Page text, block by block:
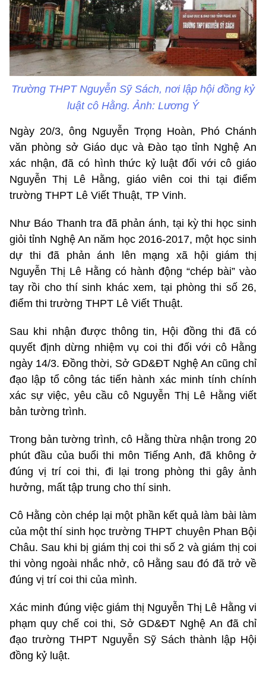
Trường THPT Nguyễn Sỹ Sách, nơi lập hội đồng kỷ
luật cô Hằng. Ảnh: Lương Ý
Ngày 20/3, ông Nguyễn Trọng Hoàn, Phó Chánh
văn phòng sở Giáo dục và Đào tạo tỉnh Nghệ An
xác nhận, đã có hình thức kỷ luật đối với cô giáo
Nguyễn Thị Lê Hằng, giáo viên coi thi tại điểm
trường THPT Lê Viết Thuật, TP Vinh.
Như Báo Thanh tra đã phản ánh, tại kỳ thi học sinh
giỏi tỉnh Nghệ An năm học 2016-2017, một học sinh
dự thi đã phản ánh lên mạng xã hội giám thị
Nguyễn Thị Lê Hằng có hành động “chép bài” vào
tay rồi cho thí sinh khác xem, tại phòng thi số 26,
điểm thi trường THPT Lê Viết Thuật.
Sau khi nhận được thông tin, Hội đồng thi đã có
quyết định dừng nhiệm vụ coi thi đối với cô Hằng
ngày 14/3. Đồng thời, Sở GD&ĐT Nghệ An cũng chỉ
đạo lập tổ công tác tiến hành xác minh tính chính
xác sự việc, yêu cầu cô Nguyễn Thị Lê Hằng viết
bản tường trình.
Trong bản tường trình, cô Hằng thừa nhận trong 20
phút đầu của buổi thi môn Tiếng Anh, đã không ở
đúng vị trí coi thi, đi lại trong phòng thi gây ảnh
hưởng, mất tập trung cho thí sinh.
Cô Hằng còn chép lại một phần kết quả làm bài làm
của một thí sinh học trường THPT chuyên Phan Bội
Châu. Sau khi bị giám thị coi thi số 2 và giám thị coi
thi vòng ngoài nhắc nhở, cô Hằng sau đó đã trở về
đúng vị trí coi thi của mình.
Xác minh đúng việc giám thị Nguyễn Thị Lê Hằng vi
phạm quy chế coi thi, Sở GD&ĐT Nghệ An đã chỉ
đạo trường THPT Nguyễn Sỹ Sách thành lập Hội
đồng kỷ luật.